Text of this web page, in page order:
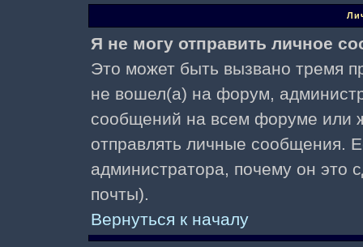
Я не могу отправить личное
Это может быть вызвано тремя
не вошел(а) на форум,
сообщений на всем форуме или
отправлять личные сообщения.
администратора, почему он это
почты).
Вернуться к началу